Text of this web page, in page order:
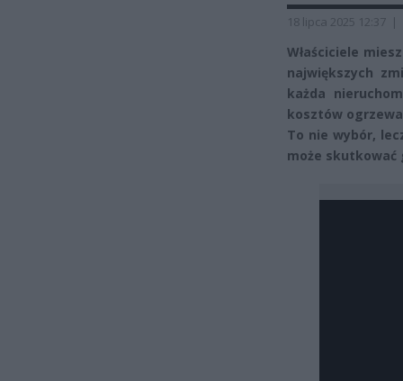
18 lipca 2025 12:37 |
Właściciele
największych
każda
kosztów
To nie wybór,
może skutkować